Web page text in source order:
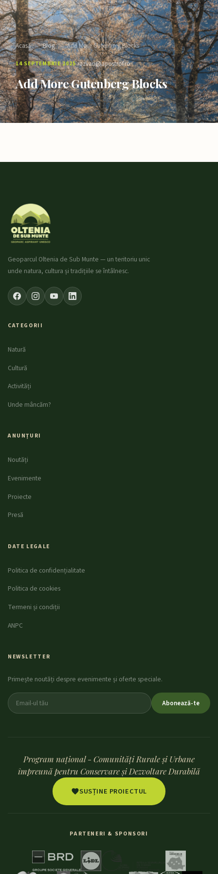
Acasă › Blog › Add More Gutenberg Blocks
14 SEPTEMBRIE 2025·razvan@apostrof.ro
Add More Gutenberg Blocks
Geoparcul Oltenia de Sub Munte — un teritoriu unic
unde natura, cultura și tradițiile se întâlnesc.
CATEGORII
Natură
Cultură
Activități
Unde mâncăm?
ANUNȚURI
Noutăți
Evenimente
Proiecte
Presă
DATE LEGALE
Politica de confidențialitate
Politica de cookies
Termeni și condiții
ANPC
NEWSLETTER
Primește noutăți despre evenimente și oferte speciale.
Abonează-te
Program național - Comunități Rurale și Urbane
împreună pentru Conservare și Dezvoltare Durabilă
SUSȚINE PROIECTUL
PARTENERI & SPONSORI